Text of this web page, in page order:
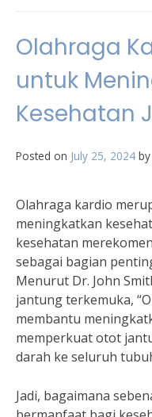
Olahraga
untuk
Kesehatan
Posted on July 25, 2024 by
Olahraga kardio
meningkatkan
kesehatan
sebagai bagian
Menurut Dr. John
jantung terkemuka,
membantu
memperkuat otot
darah ke seluruh
Jadi, bagaimana